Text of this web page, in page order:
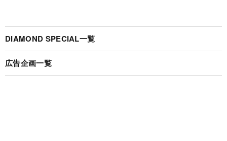
DIAMOND SPECIAL一覧
広告企画一覧